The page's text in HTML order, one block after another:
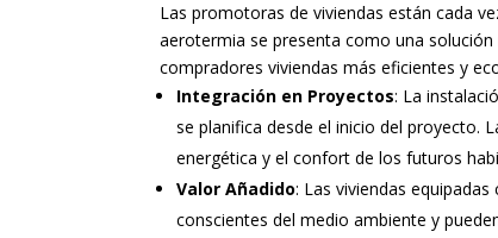
Las promotoras de viviendas están cada
aerotermia se presenta como una
compradores viviendas más eficientes y
Integración en Proyectos: La
se planifica desde el inicio del proyecto.
energética y el confort de los futuros
Valor Añadido: Las viviendas
conscientes del medio ambiente y